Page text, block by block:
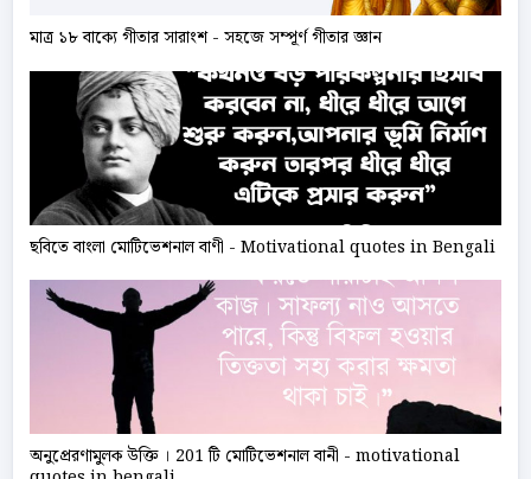
মাত্র ১৮ বাক্যে গীতার সারাংশ - সহজে সম্পূর্ণ গীতার জ্ঞান
ছবিতে বাংলা মোটিভেশনাল বাণী - Motivational quotes in Bengali
অনুপ্রেরণামুলক উক্তি । 201 টি মোটিভেশনাল বানী - motivational